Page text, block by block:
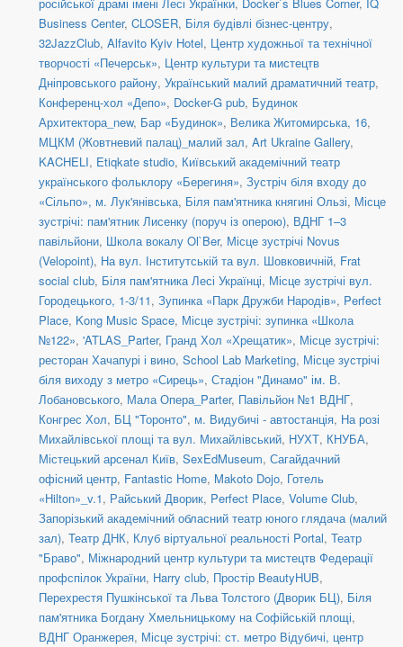
російської драмі імені Лесі Українки, Docker`s Blues Corner, IQ
Business Center, CLOSER, Біля будівлі бізнес-центру,
32JazzClub, Alfavito Kyiv Hotel, Центр художньої та технічної
творчості «Печерськ», Центр культури та мистецтв
Дніпровського району, Український малий драматичний театр,
Конференц-хол «Депо», Docker-G pub, Будинок
Архитектора_new, Бар «Будинок», Велика Житомирська, 16,
МЦКМ (Жовтневий палац)_малий зал, Art Ukraine Gallery,
KACHELI, Etiqkate studio, Київський академічний театр
українського фольклору «Берегиня», Зустріч біля входу до
«Сільпо», м. Лук'янівська, Біля пам'ятника княгині Ользі, Місце
зустрічі: пам'ятник Лисенку (поруч із оперою), ВДНГ 1–3
павільйони, Школа вокалу Ol`Ber, Місце зустрічі Novus
(Velopoint), На вул. Інститутській та вул. Шовковичній, Frat
social сlub, Біля пам'ятника Лесі Українці, Місце зустрічі вул.
Городецького, 1-3/11, Зупинка «Парк Дружби Народів», Perfect
Place, Kong Music Space, Місце зустрічі: зупинка «Школа
№122», 'ATLAS_Parter, Гранд Хол «Хрещатик», Місце зустрічі:
ресторан Хачапурі і вино, School Lab Marketing, Місце зустрічі
біля виходу з метро «Сирець», Стадіон "Динамо" ім. В.
Лобановського, Мала Опера_Parter, Павільйон №1 ВДНГ,
Конгрес Хол, БЦ "Торонто", м. Видубичі - автостанція, На розі
Михайлівської площі та вул. Михайлівський, НУХТ, КНУБА,
Містецький арсенал Київ, SexEdMuseum, Сагайдачний
офісний центр, Fantastic Home, Makoto Dojo, Готель
«Hilton»_v.1, Райський Дворик, Perfect Place, Volume Club,
Запорізький академічний обласний театр юного глядача (малий
зал), Театр ДНК, Клуб віртуальної реальності Portal, Театр
"Браво", Міжнародний центр культури та мистецтв Федерації
профспілок України, Harry club, Простір BeautyHUB,
Перехрестя Пушкінської та Льва Толстого (Дворик БЦ), Біля
пам'ятника Богдану Хмельницькому на Софійській площі,
ВДНГ Оранжерея, Місце зустрічі: ст. метро Відубичі, центр